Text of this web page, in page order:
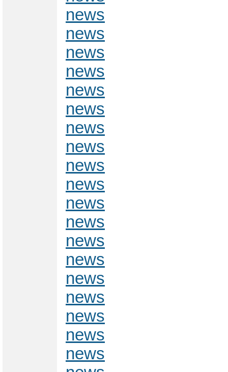
news
news
news
news
news
news
news
news
news
news
news
news
news
news
news
news
news
news
news